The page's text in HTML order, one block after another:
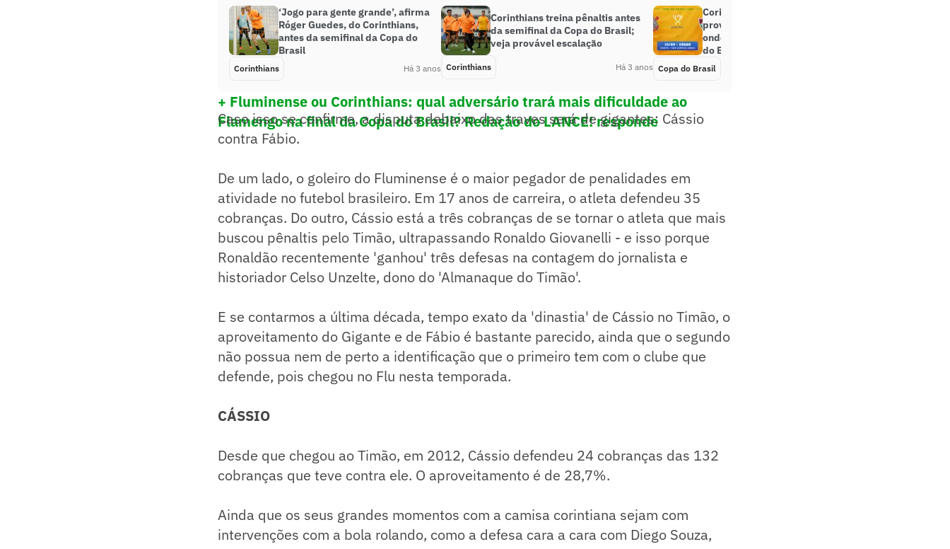
‘Jogo para gente grande’, afirma
Róger Guedes, do Corinthians,
antes da semifinal da Copa do
Brasil
Corinthians Há 3 anos
Corinthians treina pênaltis antes
da semifinal da Copa do Brasil;
veja provável escalação
Corinthians Há 3 anos
Corinthians x Fluminense:
prováveis times, desfalques e
onde assistir à semifinal da Copa
do Brasil
Copa do Brasil
+ Fluminense ou Corinthians: qual adversário trará mais dificuldade ao
Flamengo na final da Copa do Brasil? Redação do LANCE! responde
Caso isso se confirme, a disputa debaixo das traves será de gigantes: Cássio
contra Fábio.
De um lado, o goleiro do Fluminense é o maior pegador de penalidades em
atividade no futebol brasileiro. Em 17 anos de carreira, o atleta defendeu 35
cobranças. Do outro, Cássio está a três cobranças de se tornar o atleta que mais
buscou pênaltis pelo Timão, ultrapassando Ronaldo Giovanelli - e isso porque
Ronaldão recentemente 'ganhou' três defesas na contagem do jornalista e
historiador Celso Unzelte, dono do 'Almanaque do Timão'.
E se contarmos a última década, tempo exato da 'dinastia' de Cássio no Timão, o
aproveitamento do Gigante e de Fábio é bastante parecido, ainda que o segundo
não possua nem de perto a identificação que o primeiro tem com o clube que
defende, pois chegou no Flu nesta temporada.
CÁSSIO
Desde que chegou ao Timão, em 2012, Cássio defendeu 24 cobranças das 132
cobranças que teve contra ele. O aproveitamento é de 28,7%.
Ainda que os seus grandes momentos com a camisa corintiana sejam com
intervenções com a bola rolando, como a defesa cara a cara com Diego Souza,